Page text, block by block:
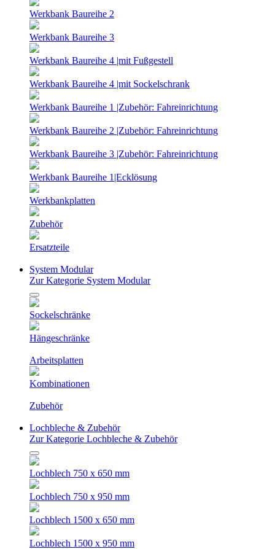
Werkbank Baureihe 2
Werkbank Baureihe 3
Werkbank Baureihe 4 |mit Fußgestell
Werkbank Baureihe 4 |mit Sockelschrank
Werkbank Baureihe 1 |Zubehör: Fahreinrichtung
Werkbank Baureihe 2 |Zubehör: Fahreinrichtung
Werkbank Baureihe 3 |Zubehör: Fahreinrichtung
Werkbank Baureihe 1|Ecklösung
Werkbankplatten
Zubehör
Ersatzteile
System Modular
Zur Kategorie System Modular
Sockelschränke
Hängeschränke
Arbeitsplatten
Kombinationen
Zubehör
Lochbleche & Zubehör
Zur Kategorie Lochbleche & Zubehör
Lochblech 750 x 650 mm
Lochblech 750 x 950 mm
Lochblech 1500 x 650 mm
Lochblech 1500 x 950 mm